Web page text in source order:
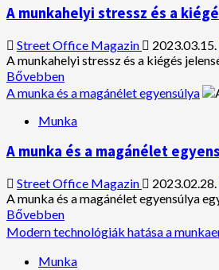
világ
hatása
az
álláskeresésre
A munkahelyi stressz és a
Street Office Magazin 2023.03.15.
A munkahelyi stressz és a kiégés
BővebbenRead
more
about
A
stressz
a
kiégés
jelensége
A munka és a magánélet egyensúlya
Munka
A munka és a magánélet
Street Office Magazin 2023.02.28.
A munka és a magánélet egyensúlya
BővebbenRead
more
about
A
Modern technológiák hatása a
Munka